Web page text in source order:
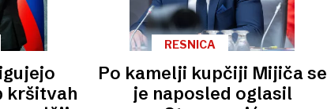
kršitvah
RESNICA
Po kamelji kupčiji Mijiča se
je naposled oglasil